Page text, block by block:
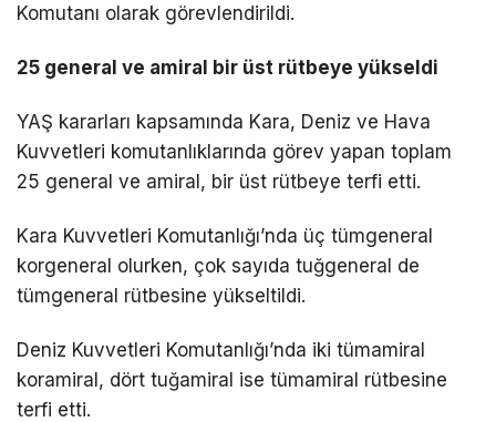
Komutanı olarak görevlendirildi.
25 general ve amiral bir üst rütbeye yükseldi
YAŞ kararları kapsamında Kara, Deniz ve Hava
Kuvvetleri komutanlıklarında görev yapan toplam
25 general ve amiral, bir üst rütbeye terfi etti.
Kara Kuvvetleri Komutanlığı’nda üç tümgeneral
korgeneral olurken, çok sayıda tuğgeneral de
tümgeneral rütbesine yükseltildi.
Deniz Kuvvetleri Komutanlığı’nda iki tümamiral
koramiral, dört tuğamiral ise tümamiral rütbesine
terfi etti.